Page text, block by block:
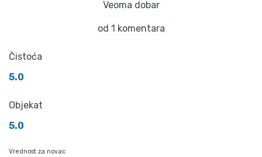
Veoma dobar
od 1 komentara
Čistoća
5.0
Objekat
5.0
Vrednost za novac